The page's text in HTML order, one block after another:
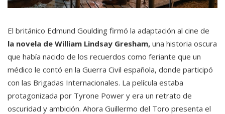
El británico Edmund Goulding firmó la adaptación al cine de
la novela de William Lindsay Gresham, una historia oscura
que había nacido de los recuerdos como feriante que un
médico le contó en la Guerra Civil española, donde participó
con las Brigadas Internacionales. La película estaba
protagonizada por Tyrone Power y era un retrato de
oscuridad y ambición. Ahora Guillermo del Toro presenta el